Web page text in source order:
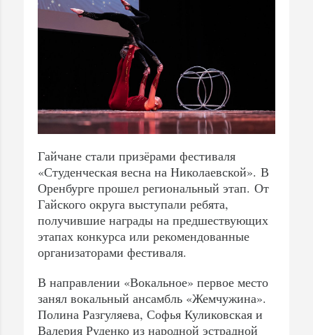
Гайчане стали призёрами фестиваля
«Студенческая весна на Николаевской». В
Оренбурге прошел региональный этап. От
Гайского округа выступали ребята,
получившие награды на предшествующих
этапах конкурса или рекомендованные
организаторами фестиваля.
В направлении «Вокальное» первое место
занял вокальный ансамбль «Жемчужина».
Полина Разгуляева, Софья Куликовская и
Валерия Руденко из народной эстрадной